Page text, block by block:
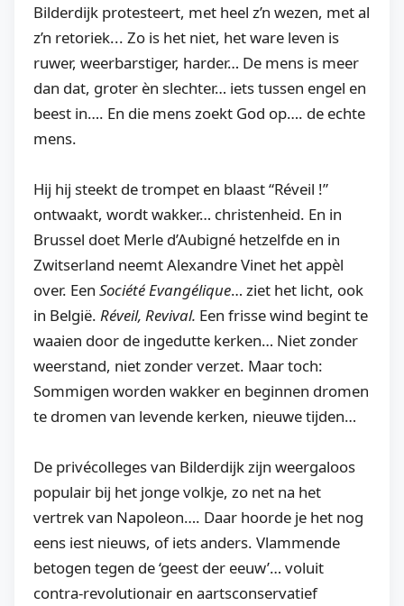
Bilderdijk protesteert, met heel z’n wezen, met al
z’n retoriek... Zo is het niet, het ware leven is
ruwer, weerbarstiger, harder… De mens is meer
dan dat, groter èn slechter… iets tussen engel en
beest in…. En die mens zoekt God op…. de echte
mens.
Hij hij steekt de trompet en blaast “Réveil !”
ontwaakt, wordt wakker… christenheid. En in
Brussel doet Merle d’Aubigné hetzelfde en in
Zwitserland neemt Alexandre Vinet het appèl
over. Een Société Evangélique… ziet het licht, ook
in België. Réveil, Revival. Een frisse wind begint te
waaien door de ingedutte kerken… Niet zonder
weerstand, niet zonder verzet. Maar toch:
Sommigen worden wakker en beginnen dromen
te dromen van levende kerken, nieuwe tijden…
De privécolleges van Bilderdijk zijn weergaloos
populair bij het jonge volkje, zo net na het
vertrek van Napoleon…. Daar hoorde je het nog
eens iest nieuws, of iets anders. Vlammende
betogen tegen de ‘geest der eeuw’… voluit
contra-revolutionair en aartsconservatief